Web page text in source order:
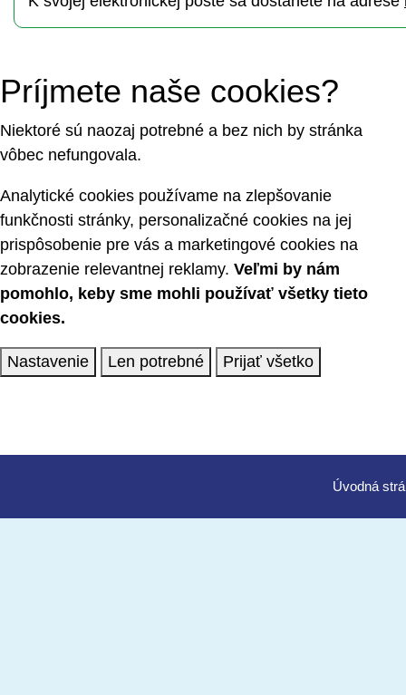
Úvod
Príjmete naše cookies?
Niektoré sú naozaj potrebné a bez nich by stránka
vôbec nefungovala.
Analytické cookies používame na zlepšovanie
funkčnosti stránky, personalizačné cookies na jej
prispôsobenie pre vás a marketingové cookies na
zobrazenie relevantnej reklamy. Veľmi by nám
pomohlo, keby sme mohli používať všetky tieto
cookies.
Nastavenie Len potrebné Prijať všetko